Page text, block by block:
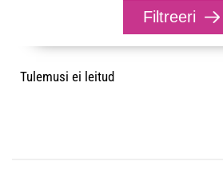
Tulemusi ei leitud